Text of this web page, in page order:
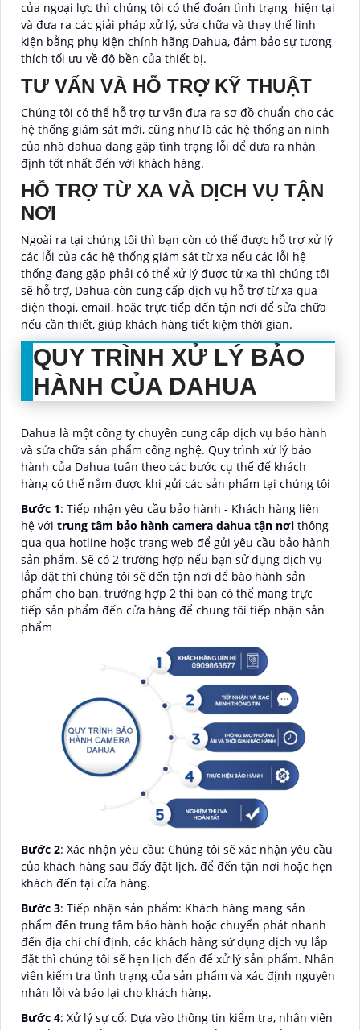
của ngoại lực thì chúng tôi có thể đoán tình trạng hiện tại
và đưa ra các giải pháp xử lý, sửa chữa và thay thế linh
kiện bằng phụ kiện chính hãng Dahua, đảm bảo sự tương
thích tối ưu về độ bền của thiết bị.
TƯ VẤN VÀ HỖ TRỢ KỸ THUẬT
Chúng tôi có thể hỗ trợ tư vấn đưa ra sơ đồ chuẩn cho các
hệ thống giám sát mới, cũng như là các hệ thống an ninh
của nhà dahua đang gặp tình trạng lỗi để đưa ra nhận
định tốt nhất đến với khách hàng.
HỖ TRỢ TỪ XA VÀ DỊCH VỤ TẬN
NƠI
Ngoài ra tại chúng tôi thì bạn còn có thể được hỗ trợ xử lý
các lỗi của các hệ thống giám sát từ xa nếu các lỗi hệ
thống đang gặp phải có thể xử lý được từ xa thì chúng tôi
sẽ hỗ trợ, Dahua còn cung cấp dịch vụ hỗ trợ từ xa qua
điện thoại, email, hoặc trực tiếp đến tận nơi để sửa chữa
nếu cần thiết, giúp khách hàng tiết kiệm thời gian.
QUY TRÌNH XỬ LÝ BẢO
HÀNH CỦA DAHUA
Dahua là một công ty chuyên cung cấp dịch vụ bảo hành
và sửa chữa sản phẩm công nghệ. Quy trình xử lý bảo
hành của Dahua tuân theo các bước cụ thể để khách
hàng có thể nắm được khi gửi các sản phẩm tại chúng tôi
Bước 1: Tiếp nhận yêu cầu bảo hành - Khách hàng liên
hệ với trung tâm bảo hành camera dahua tận nơi thông
qua qua hotline hoặc trang web để gửi yêu cầu bảo hành
sản phẩm. Sẽ có 2 trường hợp nếu bạn sử dụng dịch vụ
lắp đặt thì chúng tôi sẽ đến tận nơi để bào hành sản
phẩm cho bạn, trường hợp 2 thì bạn có thể mang trực
tiếp sản phẩm đến cửa hàng để chung tôi tiếp nhận sản
phẩm
Bước 2: Xác nhận yêu cầu: Chúng tôi sẽ xác nhận yêu cầu
của khách hàng sau đấy đặt lịch, để đến tận nơi hoặc hẹn
khách đến tại cửa hàng.
Bước 3: Tiếp nhận sản phẩm: Khách hàng mang sản
phẩm đến trung tâm bảo hành hoặc chuyển phát nhanh
đến địa chỉ chỉ định, các khách hàng sử dụng dịch vụ lắp
đặt thì chúng tôi sẽ hẹn lịch đến để xử lý sản phẩm. Nhân
viên kiểm tra tình trạng của sản phẩm và xác định nguyên
nhân lỗi và báo lại cho khách hàng.
Bước 4: Xử lý sự cố: Dựa vào thông tin kiểm tra, nhân viên